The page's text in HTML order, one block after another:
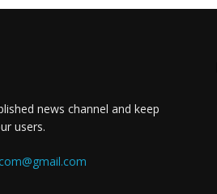
news channel and keep
users.